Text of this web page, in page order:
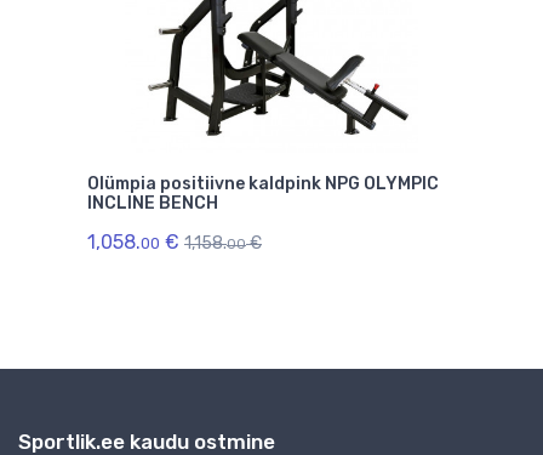
Olümpia positiivne kaldpink NPG OLYMPIC
INCLINE BENCH
1,058.00 € 1,158.00€
Sportlik.ee kaudu ostmine